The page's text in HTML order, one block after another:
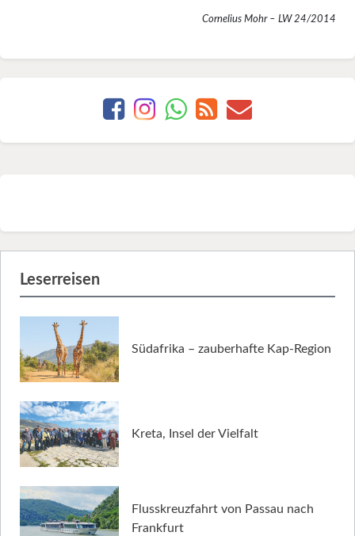
Cornelius Mohr – LW 24/2014
Leserreisen
Südafrika – zauberhafte Kap-Region
Kreta, Insel der Vielfalt
Flusskreuzfahrt von Passau nach
Frankfurt